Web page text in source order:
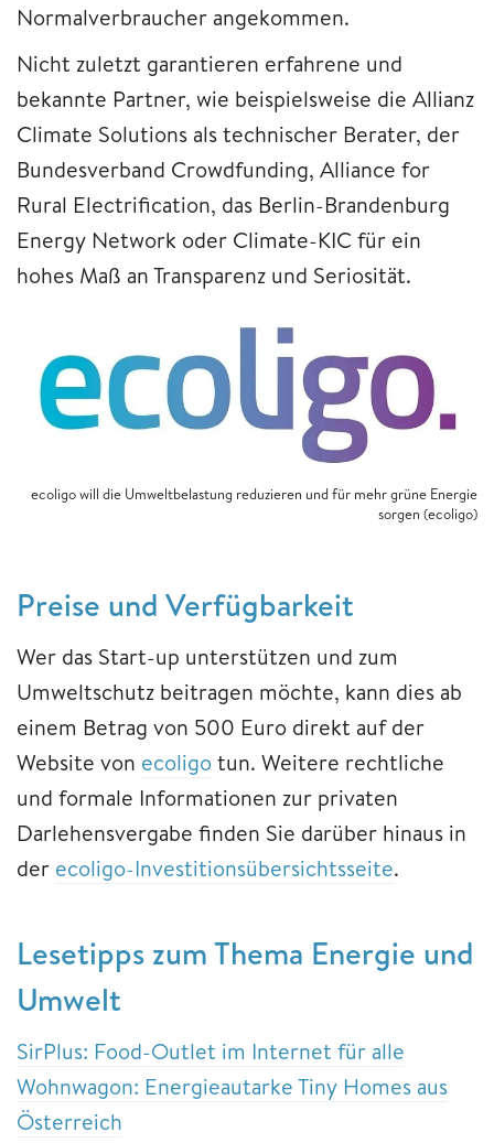
Normalverbraucher angekommen.
Nicht zuletzt garantieren erfahrene und
bekannte Partner, wie beispielsweise die Allianz
Climate Solutions als technischer Berater, der
Bundesverband Crowdfunding, Alliance for
Rural Electrification, das Berlin-Brandenburg
Energy Network oder Climate-KIC für ein
hohes Maß an Transparenz und Seriosität.
ecoligo will die Umweltbelastung reduzieren und für mehr grüne Energie
sorgen (ecoligo)
Preise und Verfügbarkeit
Wer das Start-up unterstützen und zum
Umweltschutz beitragen möchte, kann dies ab
einem Betrag von 500 Euro direkt auf der
Website von ecoligotun. Weitere rechtliche
und formale Informationen zur privaten
Darlehensvergabe finden Sie darüber hinaus in
der ecoligo-Investitionsübersichtsseite.
Lesetipps zum Thema Energie und
Umwelt
SirPlus: Food-Outlet im Internet für alle
Wohnwagon: Energieautarke Tiny Homes aus
Österreich